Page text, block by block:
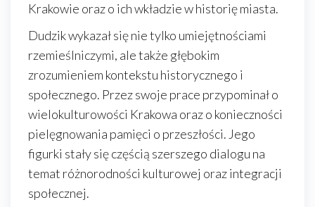
Krakowie oraz o ich wkładzie w historię miasta.
Dudzik wykazał się nie tylko umiejętnościami
rzemieślniczymi, ale także głębokim
zrozumieniem kontekstu historycznego i
społecznego. Przez swoje prace przypominał o
wielokulturowości Krakowa oraz o konieczności
pielęgnowania pamięci o przeszłości. Jego
figurki stały się częścią szerszego dialogu na
temat różnorodności kulturowej oraz integracji
społecznej.